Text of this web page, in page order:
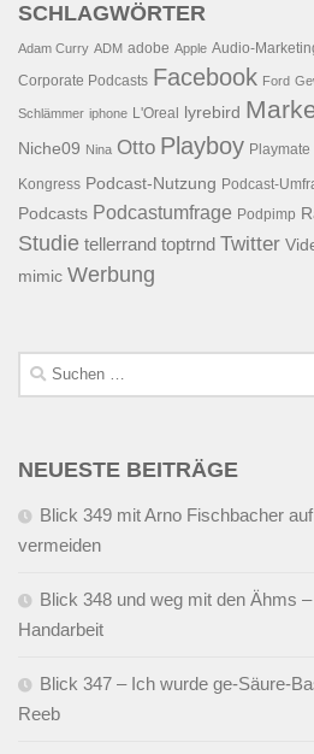
SCHLAGWÖRTER
Adam Curry ADM adobe Apple Audio-
Corporate Podcasts Facebook Ford
Schlämmer iphone L'Oreal lyrebird
Niche09 Nina Otto Playboy Playmate
Kongress Podcast-Nutzung Podcast-
Podcasts Podcastumfrage Podpimp
Studie tellerrand toptrnd Twitter
mimic Werbung
Suchen
nach:
NEUESTE BEITRÄGE
Blick 349 mit Arno Fischbacher
vermeiden
Blick 348 und weg mit den Ähms
Handarbeit
Blick 347 – Ich wurde ge-Säure-
Reeb